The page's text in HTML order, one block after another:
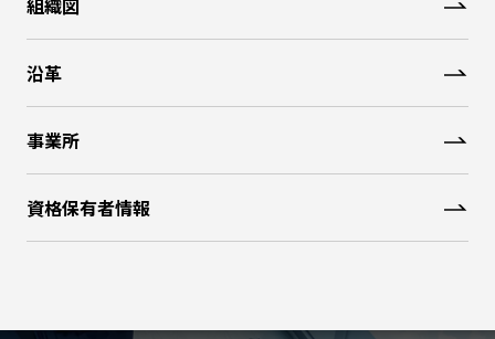
組織図
沿革
事業所
資格保有者情報